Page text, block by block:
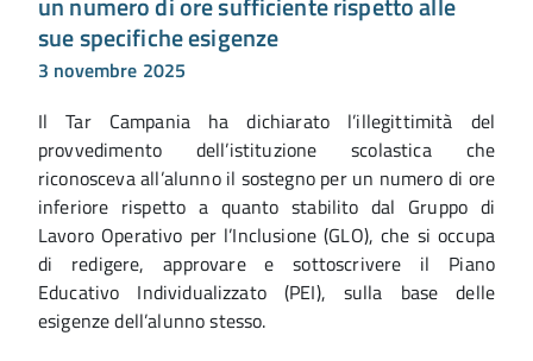
sue specifiche esigenze
3 novembre 2025
Il Tar Campania ha dichiarato l’illegittimità del
provvedimento dell’istituzione scolastica che
riconosceva all’alunno il sostegno per un numero di ore
inferiore rispetto a quanto stabilito dal Gruppo di
Lavoro Operativo per l’Inclusione (GLO), che si occupa
di redigere, approvare e sottoscrivere il Piano
Educativo Individualizzato (PEI), sulla base delle
esigenze dell’alunno stesso.